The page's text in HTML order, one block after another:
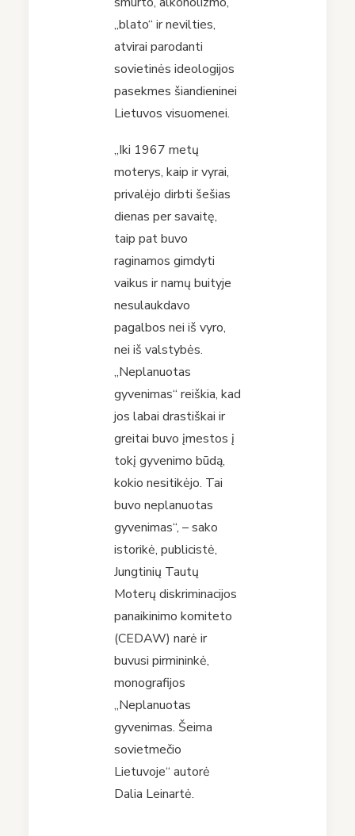
„blato“ ir nevilties,
atvirai parodanti
sovietinės ideologijos
pasekmes šiandieninei
Lietuvos visuomenei.
„Iki 1967 metų
moterys, kaip ir vyrai,
privalėjo dirbti šešias
dienas per savaitę,
taip pat buvo
raginamos gimdyti
vaikus ir namų buityje
nesulaukdavo
pagalbos nei iš vyro,
nei iš valstybės.
„Neplanuotas
gyvenimas“ reiškia, kad
jos labai drastiškai ir
greitai buvo įmestos į
tokį gyvenimo būdą,
kokio nesitikėjo. Tai
buvo neplanuotas
gyvenimas“, – sako
istorikė, publicistė,
Jungtinių Tautų
Moterų diskriminacijos
panaikinimo komiteto
(CEDAW) narė ir
buvusi pirmininkė,
monografijos
„Neplanuotas
gyvenimas. Šeima
sovietmečio
Lietuvoje“ autorė
Dalia Leinartė.